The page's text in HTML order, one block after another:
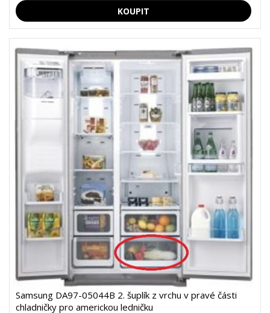
Samsung DA97-05044B 2. šuplík z vrchu v pravé části
chladničky pro americkou ledničku